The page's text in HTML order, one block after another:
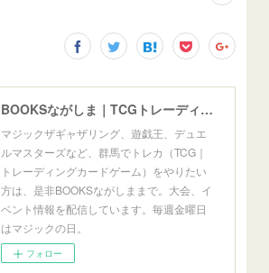
BOOKSながしま｜TCGトレーディングカードゲーム群馬県高崎市
マジックザギャザリング、遊戯王、デュエ
ルマスターズなど、群馬でトレカ（TCG｜
トレーディングカードゲーム）をやりたい
方は、是非BOOKSながしままで。大会、イ
ベント情報を配信しています。毎週金曜日
はマジックの日。
フォロー